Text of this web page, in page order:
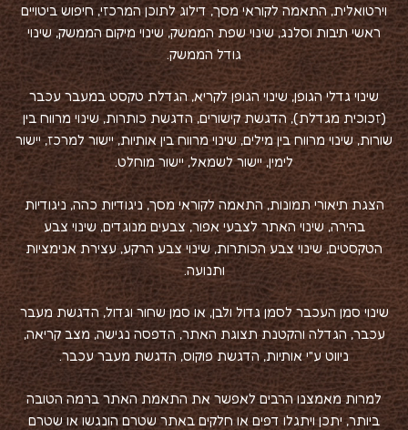
וירטואלית, התאמה לקוראי מסך, דילוג לתוכן המרכזי, חיפוש ביטויים
ראשי תיבות וסלנג, שינוי שפת הממשק, שינוי מיקום הממשק, שינוי
גודל הממשק.
שינוי גדלי הגופן, שינוי הגופן לקריא, הגדלת טקסט במעבר עכבר
(זכוכית מגדלת), הדגשת קישורים, הדגשת כותרות, שינוי מרווח בין
שורות, שינוי מרווח בין מילים, שינוי מרווח בין אותיות, יישור למרכז, יישור
לימין, יישור לשמאל, יישור מוחלט.
הצגת תיאורי תמונות, התאמה לקוראי מסך, ניגודיות כהה, ניגודיות
בהירה, שינוי האתר לצבעי אפור, צבעים מנוגדים, שינוי צבע
הטקסטים, שינוי צבע הכותרות, שינוי צבע הרקע, עצירת אנימציות
ותנועה.
שינוי סמן העכבר לסמן גדול ולבן, או סמן שחור וגדול, הדגשת מעבר
עכבר, הגדלה והקטנת תצוגת האתר, הדפסה נגישה, מצב קריאה,
ניווט ע"י אותיות, הדגשת פוקוס, הדגשת מעבר עכבר.
למרות מאמצנו הרבים לאפשר את התאמת האתר ברמה הטובה
ביותר, יתכן ויתגלו דפים או חלקים באתר שטרם הונגשו או שטרם